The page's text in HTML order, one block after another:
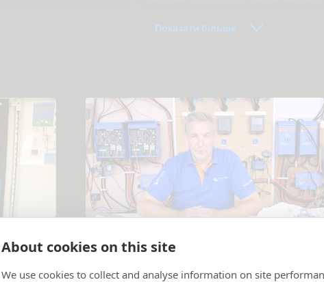
About cookies on this site
We use cookies to collect and analyse information on site
Показати більше
за